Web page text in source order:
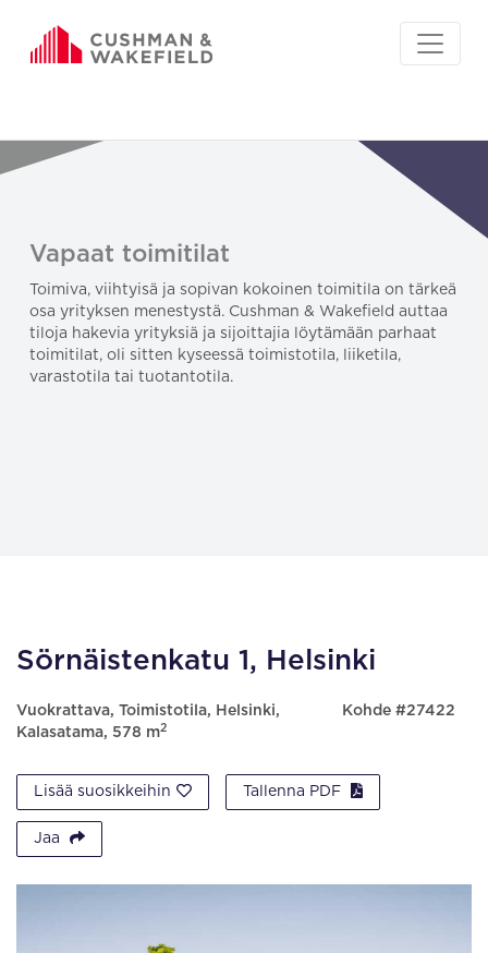
Vapaat toimitilat
Toimiva, viihtyisä ja sopivan kokoinen toimitila on tärkeä
osa yrityksen menestystä. Cushman & Wakefield auttaa
tiloja hakevia yrityksiä ja sijoittajia löytämään parhaat
toimitilat, oli sitten kyseessä toimistotila, liiketila,
varastotila tai tuotantotila.
Sörnäistenkatu 1, Helsinki
Vuokrattava, Toimistotila, Helsinki,
Kalasatama, 578 m2
Kohde #27422
Lisää suosikkeihin Tallenna PDF
Jaa